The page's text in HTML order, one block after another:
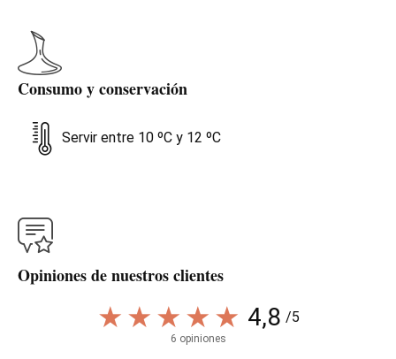
Consumo y conservación
Servir entre 10 ºC y 12 ºC
Opiniones de nuestros clientes
4,8 /5
6 opiniones